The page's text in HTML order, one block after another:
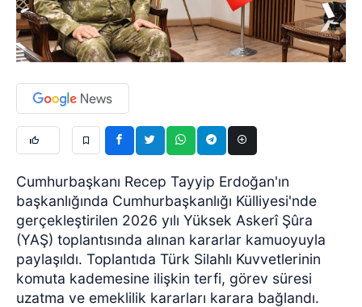
Cumhurbaşkanı Recep Tayyip Erdoğan'ın
başkanlığında Cumhurbaşkanlığı Külliyesi'nde
gerçekleştirilen 2026 yılı Yüksek Askerî Şûra
(YAŞ) toplantısında alınan kararlar kamuoyuyla
paylaşıldı. Toplantıda Türk Silahlı Kuvvetlerinin
komuta kademesine ilişkin terfi, görev süresi
uzatma ve emeklilik kararları karara bağlandı.